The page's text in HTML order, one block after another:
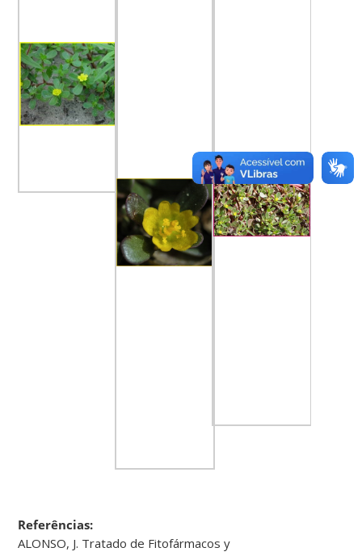
Referências:
ALONSO, J. Tratado de Fitofármacos y